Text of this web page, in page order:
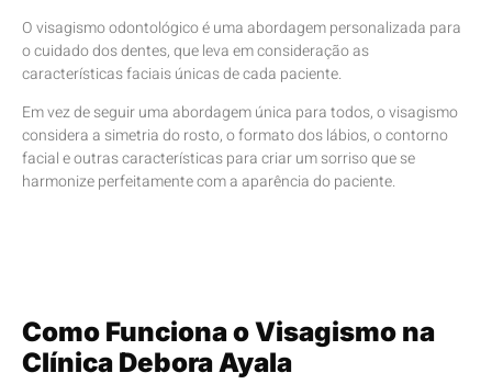
O visagismo odontológico é uma abordagem personalizada para
o cuidado dos dentes, que leva em consideração as
características faciais únicas de cada paciente.
Em vez de seguir uma abordagem única para todos, o visagismo
considera a simetria do rosto, o formato dos lábios, o contorno
facial e outras características para criar um sorriso que se
harmonize perfeitamente com a aparência do paciente.
Como Funciona o Visagismo na
Clínica Debora Ayala